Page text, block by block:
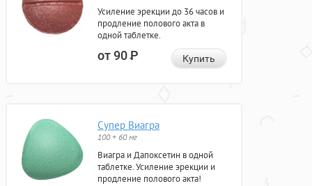
Усиление эрекции до 36 часов и
продление полового акта в
одной таблетке.
от 90Р Купить
Супер Виагра
100 + 60 мг
Виагра и Дапоксетин в одной
таблетке. Усиление эрекции и
продление полового акта!